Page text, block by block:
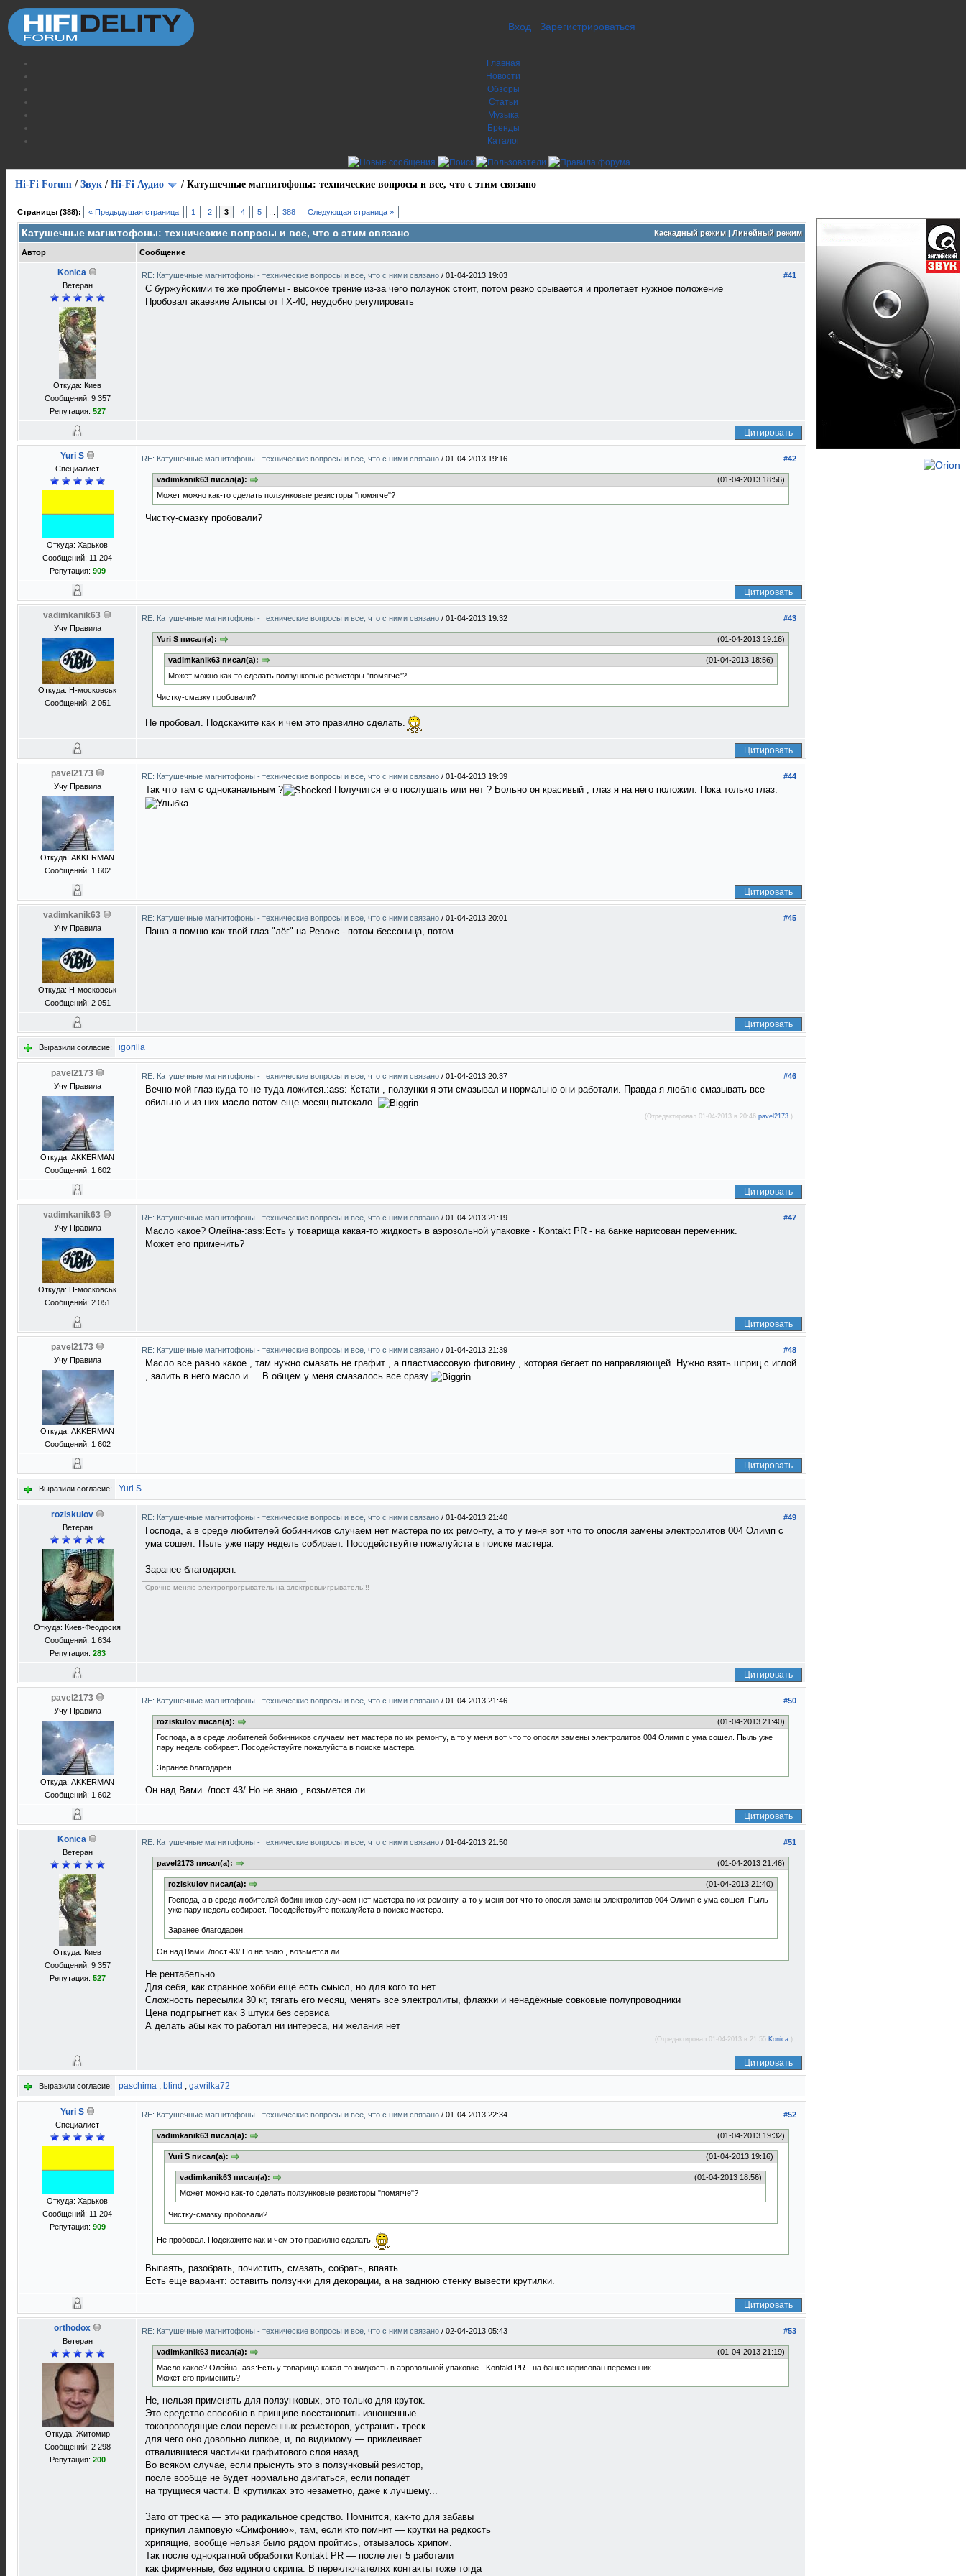
Вход Зарегистрироваться
Главная
Новости
Обзоры
Статьи
Музыка
Бренды
Каталог
Hi-Fi Forum / Звук / Hi-Fi Аудио / Катушечные магнитофоны: технические вопросы и все, что с этим связано
Страницы (388): « Предыдущая страница 1 2 3 4 5 388 Следующая страница »
Каскадный режим| Линейный режим
Катушечные магнитофоны: технические вопросы и все, что с этим связано
Автор Сообщение
Konica
Ветеран
Откуда: Киев
Сообщений: 9 357
Репутация: 527
#41
RE: Катушечные магнитофоны - технические вопросы и все, что с ними связано / 01-04-2013 19:03
С буржуйскими те же проблемы - высокое трение из-за чего ползунок стоит, потом резко срывается и пролетает нужное положение
Пробовал акаевкие Альпсы от ГХ-40, неудобно регулировать
Цитировать
Yuri S
Специалист
Откуда: Харьков
Сообщений: 11 204
Репутация: 909
#42
RE: Катушечные магнитофоны - технические вопросы и все, что с ними связано / 01-04-2013 19:16
(01-04-2013 18:56)
vadimkanik63 писал(а):
Может можно как-то сделать ползунковые резисторы "помягче"?
Чистку-смазку пробовали?
Цитировать
vadimkanik63
Учу Правила
Откуда: Н-московськ
Сообщений: 2 051
#43
RE: Катушечные магнитофоны - технические вопросы и все, что с ними связано / 01-04-2013 19:32
(01-04-2013 19:16)
Yuri S писал(а):
(01-04-2013 18:56)
vadimkanik63 писал(а):
Может можно как-то сделать ползунковые резисторы "помягче"?
Чистку-смазку пробовали?
Не пробовал. Подскажите как и чем это правилно сделать.
Цитировать
pavel2173
Учу Правила
Откуда: АKKERMAN
Сообщений: 1 602
#44
RE: Катушечные магнитофоны - технические вопросы и все, что с ними связано / 01-04-2013 19:39
Так что там с одноканальным ? Получится его послушать или нет ? Больно он красивый , глаз я на него положил. Пока только глаз.
Цитировать
vadimkanik63
Учу Правила
Откуда: Н-московськ
Сообщений: 2 051
#45
RE: Катушечные магнитофоны - технические вопросы и все, что с ними связано / 01-04-2013 20:01
Паша я помню как твой глаз "лёг" на Ревокс - потом бессоница, потом ...
Цитировать
Выразили согласие: igorilla
pavel2173
Учу Правила
Откуда: АKKERMAN
Сообщений: 1 602
#46
RE: Катушечные магнитофоны - технические вопросы и все, что с ними связано / 01-04-2013 20:37
Вечно мой глаз куда-то не туда ложится.:ass: Кстати , ползунки я эти смазывал и нормально они работали. Правда я люблю смазывать все
обильно и из них масло потом еще месяц вытекало .
(Отредактировал 01-04-2013 в 20:46 pavel2173 .)
Цитировать
vadimkanik63
Учу Правила
Откуда: Н-московськ
Сообщений: 2 051
#47
RE: Катушечные магнитофоны - технические вопросы и все, что с ними связано / 01-04-2013 21:19
Масло какое? Олейна-:ass:Есть у товарища какая-то жидкость в аэрозольной упаковке - Kontakt PR - на банке нарисован переменник.
Может его применить?
Цитировать
pavel2173
Учу Правила
Откуда: АKKERMAN
Сообщений: 1 602
#48
RE: Катушечные магнитофоны - технические вопросы и все, что с ними связано / 01-04-2013 21:39
Масло все равно какое , там нужно смазать не графит , а пластмассовую фиговину , которая бегает по направляющей. Нужно взять шприц с иглой
, залить в него масло и ... В общем у меня смазалось все сразу.
Цитировать
Выразили согласие: Yuri S
roziskulov
Ветеран
Откуда: Киев-Феодосия
Сообщений: 1 634
Репутация: 283
#49
RE: Катушечные магнитофоны - технические вопросы и все, что с ними связано / 01-04-2013 21:40
Господа, а в среде любителей бобинников случаем нет мастера по их ремонту, а то у меня вот что то опосля замены электролитов 004 Олимп с
ума сошел. Пыль уже пару недель собирает. Посодействуйте пожалуйста в поиске мастера.
Заранее благодарен.
Срочно меняю электропрогрыватель на электровыигрыватель!!!
Цитировать
pavel2173
Учу Правила
Откуда: АKKERMAN
Сообщений: 1 602
#50
RE: Катушечные магнитофоны - технические вопросы и все, что с ними связано / 01-04-2013 21:46
(01-04-2013 21:40)
roziskulov писал(а):
Господа, а в среде любителей бобинников случаем нет мастера по их ремонту, а то у меня вот что то опосля замены электролитов 004 Олимп с ума сошел. Пыль уже
пару недель собирает. Посодействуйте пожалуйста в поиске мастера.
Заранее благодарен.
Он над Вами. /пост 43/ Но не знаю , возьмется ли ...
Цитировать
Konica
Ветеран
Откуда: Киев
Сообщений: 9 357
Репутация: 527
#51
RE: Катушечные магнитофоны - технические вопросы и все, что с ними связано / 01-04-2013 21:50
(01-04-2013 21:46)
pavel2173 писал(а):
(01-04-2013 21:40)
roziskulov писал(а):
Господа, а в среде любителей бобинников случаем нет мастера по их ремонту, а то у меня вот что то опосля замены электролитов 004 Олимп с ума сошел. Пыль
уже пару недель собирает. Посодействуйте пожалуйста в поиске мастера.
Заранее благодарен.
Он над Вами. /пост 43/ Но не знаю , возьмется ли ...
Не рентабельно
Для себя, как странное хобби ещё есть смысл, но для кого то нет
Сложность пересылки 30 кг, тягать его месяц, менять все электролиты, флажки и ненадёжные совковые полупроводники
Цена подпрыгнет как 3 штуки без сервиса
А делать абы как то работал ни интереса, ни желания нет
(Отредактировал 01-04-2013 в 21:55 Konica.)
Цитировать
Выразили согласие: paschima , blind , gavrilka72
Yuri S
Специалист
Откуда: Харьков
Сообщений: 11 204
Репутация: 909
#52
RE: Катушечные магнитофоны - технические вопросы и все, что с ними связано / 01-04-2013 22:34
(01-04-2013 19:32)
vadimkanik63 писал(а):
(01-04-2013 19:16)
Yuri S писал(а):
(01-04-2013 18:56)
vadimkanik63 писал(а):
Может можно как-то сделать ползунковые резисторы "помягче"?
Чистку-смазку пробовали?
Не пробовал. Подскажите как и чем это правилно сделать.
Выпаять, разобрать, почистить, смазать, собрать, впаять.
Есть еще вариант: оставить ползунки для декорации, а на заднюю стенку вывести крутилки.
Цитировать
orthodox
Ветеран
Откуда: Житомир
Сообщений: 2 298
Репутация: 200
#53
RE: Катушечные магнитофоны - технические вопросы и все, что с ними связано / 02-04-2013 05:43
(01-04-2013 21:19)
vadimkanik63 писал(а):
Масло какое? Олейна-:ass:Есть у товарища какая-то жидкость в аэрозольной упаковке - Kontakt PR - на банке нарисован переменник.
Может его применить?
Не, нельзя применять для ползунковых, это только для круток.
Это средство способно в принципе восстановить изношенные
токопроводящие слои переменных резисторов, устранить треск —
для чего оно довольно липкое, и, по видимому — приклеивает
отвалившиеся частички графитового слоя назад...
Во всяком случае, если прыснуть это в ползунковый резистор,
после вообще не будет нормально двигаться, если попадёт
на трущиеся части. В крутилках это незаметно, даже к лучшему...
Зато от треска — это радикальное средство. Помнится, как-то для забавы
прикупил ламповую «Симфонию», там, если кто помнит — крутки на редкость
хрипящие, вообще нельзя было рядом пройтись, отзывалось хрипом.
Так после однократной обработки Kontakt PR — после лет 5 работали
как фирменные, без единого скрипа. В переключателях контакты тоже тогда